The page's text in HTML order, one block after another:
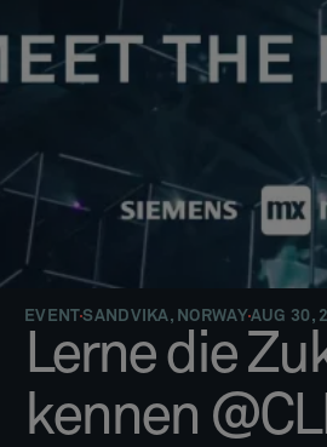
EVENTSANDVIKA, NORWAY AUG 30,
Lerne die
kennen